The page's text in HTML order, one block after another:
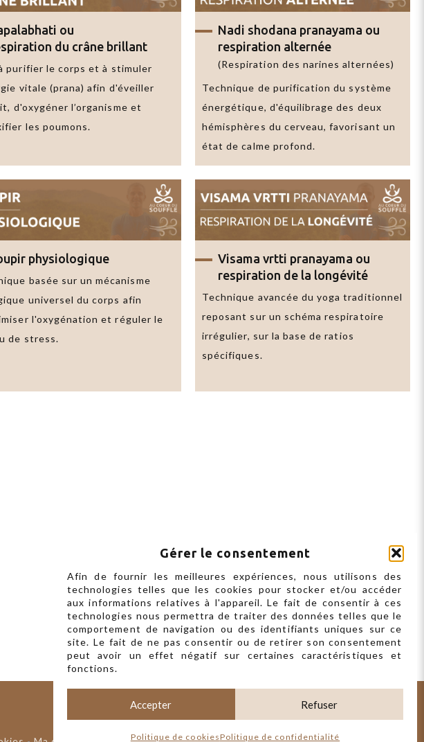
Gérer le consentement
Afin de fournir les meilleures expériences, nous utilisons des
technologies telles que les cookies pour stocker et/ou accéder
aux informations relatives à l'appareil. Le fait de consentir à ces
technologies nous permettra de traiter des données telles que le
comportement de navigation ou des identifiants uniques sur ce
site. Le fait de ne pas consentir ou de retirer son consentement
peut avoir un effet négatif sur certaines caractéristiques et
fonctions.
Accepter Refuser
Politique de cookiesPolitique de confidentialité
ou
du crâne brillant
purifier le corps et à stimuler
vitale (prana) afin d'éveiller
d'oxygéner l’organisme et
les poumons.
Nadi shodana pranayama ou
respiration alternée
(Respiration des narines alternées)
Technique de purification du système
énergétique, d'équilibrage des deux
hémisphères du cerveau, favorisant un
état de calme profond.
physiologique
basée sur un mécanisme
universel du corps afin
l'oxygénation et réguler le
de stress.
Visama vrtti pranayama ou
respiration de la longévité
Technique avancée du yoga traditionnel
reposant sur un schéma respiratoire
irrégulier, sur la base de ratios
spécifiques.
Aucune
donnée
personnelle
n’est